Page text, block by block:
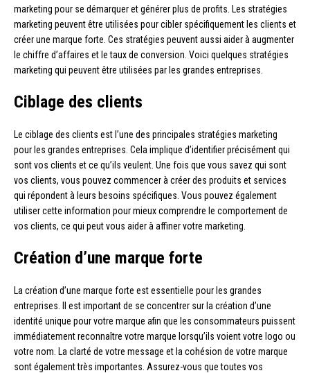
marketing pour se démarquer et générer plus de profits. Les stratégies
marketing peuvent être utilisées pour cibler spécifiquement les clients et
créer une marque forte. Ces stratégies peuvent aussi aider à augmenter
le chiffre d’affaires et le taux de conversion. Voici quelques stratégies
marketing qui peuvent être utilisées par les grandes entreprises.
Ciblage des clients
Le ciblage des clients est l’une des principales stratégies marketing
pour les grandes entreprises. Cela implique d’identifier précisément qui
sont vos clients et ce qu’ils veulent. Une fois que vous savez qui sont
vos clients, vous pouvez commencer à créer des produits et services
qui répondent à leurs besoins spécifiques. Vous pouvez également
utiliser cette information pour mieux comprendre le comportement de
vos clients, ce qui peut vous aider à affiner votre marketing.
Création d’une marque forte
La création d’une marque forte est essentielle pour les grandes
entreprises. Il est important de se concentrer sur la création d’une
identité unique pour votre marque afin que les consommateurs puissent
immédiatement reconnaître votre marque lorsqu’ils voient votre logo ou
votre nom. La clarté de votre message et la cohésion de votre marque
sont également très importantes. Assurez-vous que toutes vos